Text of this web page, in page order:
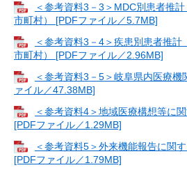
＜参考資料3－3＞MDC別患者推
市町村） [PDFファイル／5.7MB]
＜参考資料3－4＞疾患別患者推計
市町村） [PDFファイル／2.96MB]
＜参考資料3－5＞岐阜県内医療機
ァイル／47.38MB]
＜参考資料4＞地域医療構想等に
[PDFファイル／1.29MB]
＜参考資料5＞外来機能報告に関
[PDFファイル／1.79MB]